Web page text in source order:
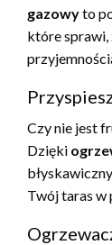
gazowyto
które sprawi,
Czy nie jest
Dzięki
Twój taras w